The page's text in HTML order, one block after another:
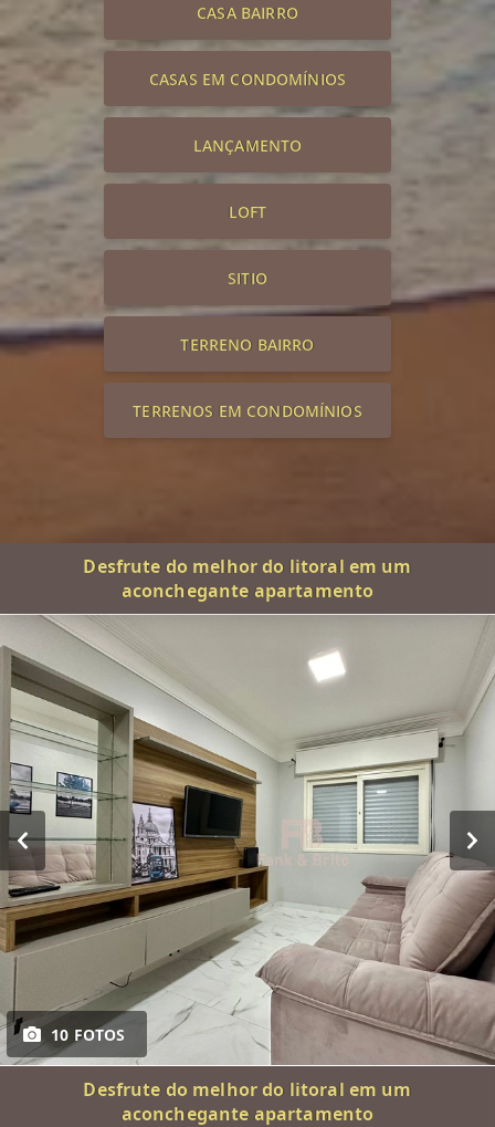
CASA BAIRRO
CASAS EM CONDOMÍNIOS
LANÇAMENTO
LOFT
SITIO
TERRENO BAIRRO
TERRENOS EM CONDOMÍNIOS
Desfrute do melhor do litoral em um
aconchegante apartamento
10 FOTOS
Desfrute do melhor do litoral em um
aconchegante apartamento